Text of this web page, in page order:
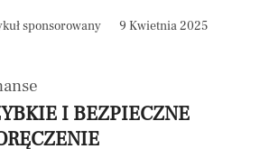
sponsorowany 9 Kwietnia 2025
I BEZPIECZNE